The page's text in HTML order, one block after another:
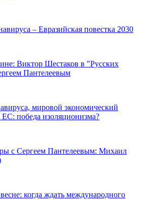
– Евразийская повестка 2030
Виктор Шестаков в "Русских
Пантелеевым
мировой экономический
победа изоляционизма?
с Сергеем Пантелеевым: Михаил
когда ждать международного